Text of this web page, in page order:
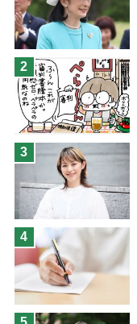
予防法
2
3
4